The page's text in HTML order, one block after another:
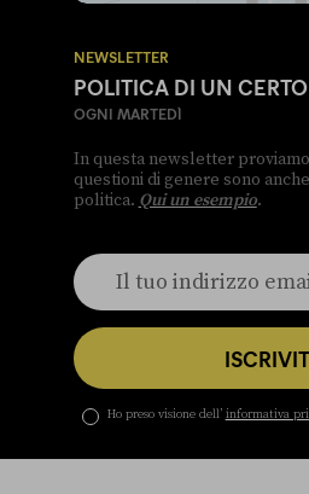
NEWSLETTER
POLITICA DI UN
OGNI MARTEDÌ
In questa newsletter
questioni di genere sono
politica. Qui un esempio.
Ho preso visione dell’ informativa